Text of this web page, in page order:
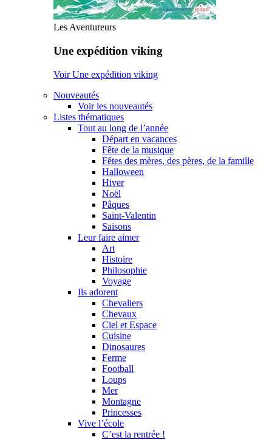
Les Aventureurs
Une expédition viking
Voir Une expédition viking
Nouveautés
Voir les nouveautés
Listes thématiques
Tout au long de l’année
Départ en vacances
Fête de la musique
Fêtes des mères, des pères, de la famille
Halloween
Hiver
Noël
Pâques
Saint-Valentin
Saisons
Leur faire aimer
Art
Histoire
Philosophie
Voyage
Ils adorent
Chevaliers
Chevaux
Ciel et Espace
Cuisine
Dinosaures
Ferme
Football
Loups
Mer
Montagne
Princesses
Vive l’école
C’est la rentrée !